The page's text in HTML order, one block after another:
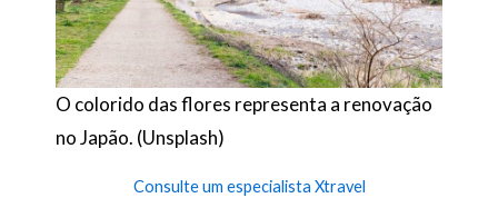
O colorido das flores representa a renovação
no Japão. (Unsplash)
Consulte um especialista Xtravel